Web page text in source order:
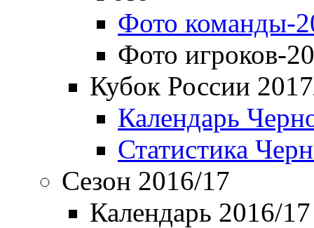
Фото команды-
Фото игроков-
Кубок России
Календарь
Статистика
Сезон 2016/17
Календарь 2016/17